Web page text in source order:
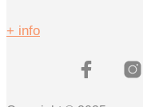
+ info